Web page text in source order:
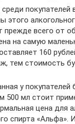
покупателей
этого
прежде всего от
на самую
160
тем стоимость
у покупателей
мл стоит
цена для
спирта «Альфа».